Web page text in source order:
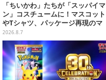
「ちいかわ」たちが「スッパイマ
ン」コスチュームに！マスコット
やTシャツ、パッケージ再現のマ
グネットなど全5アイテム
2026.8.7